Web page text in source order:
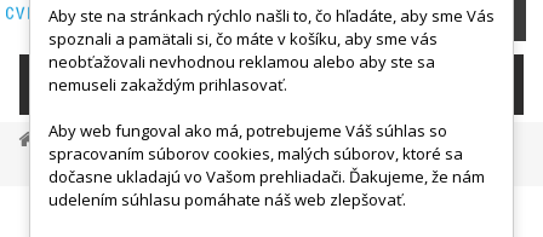
KATEGÓRIE
Masážne A Relax Pomôcky
Masážne Podložky, Rohože
Iplikátor Na Tvár
Aby ste na stránkach rýchlo našli to, čo hľadáte, aby sme Vás
spoznali a pamätali si, čo máte v košíku, aby sme vás
neobťažovali nevhodnou reklamou alebo aby ste sa
nemuseli zakaždým prihlasovať.
Aby web fungoval ako má, potrebujeme Váš súhlas so
spracovaním súborov cookies, malých súborov, ktoré sa
dočasne ukladajú vo Vašom prehliadači. Ďakujeme, že nám
udelením súhlasu pomáhate náš web zlepšovať.